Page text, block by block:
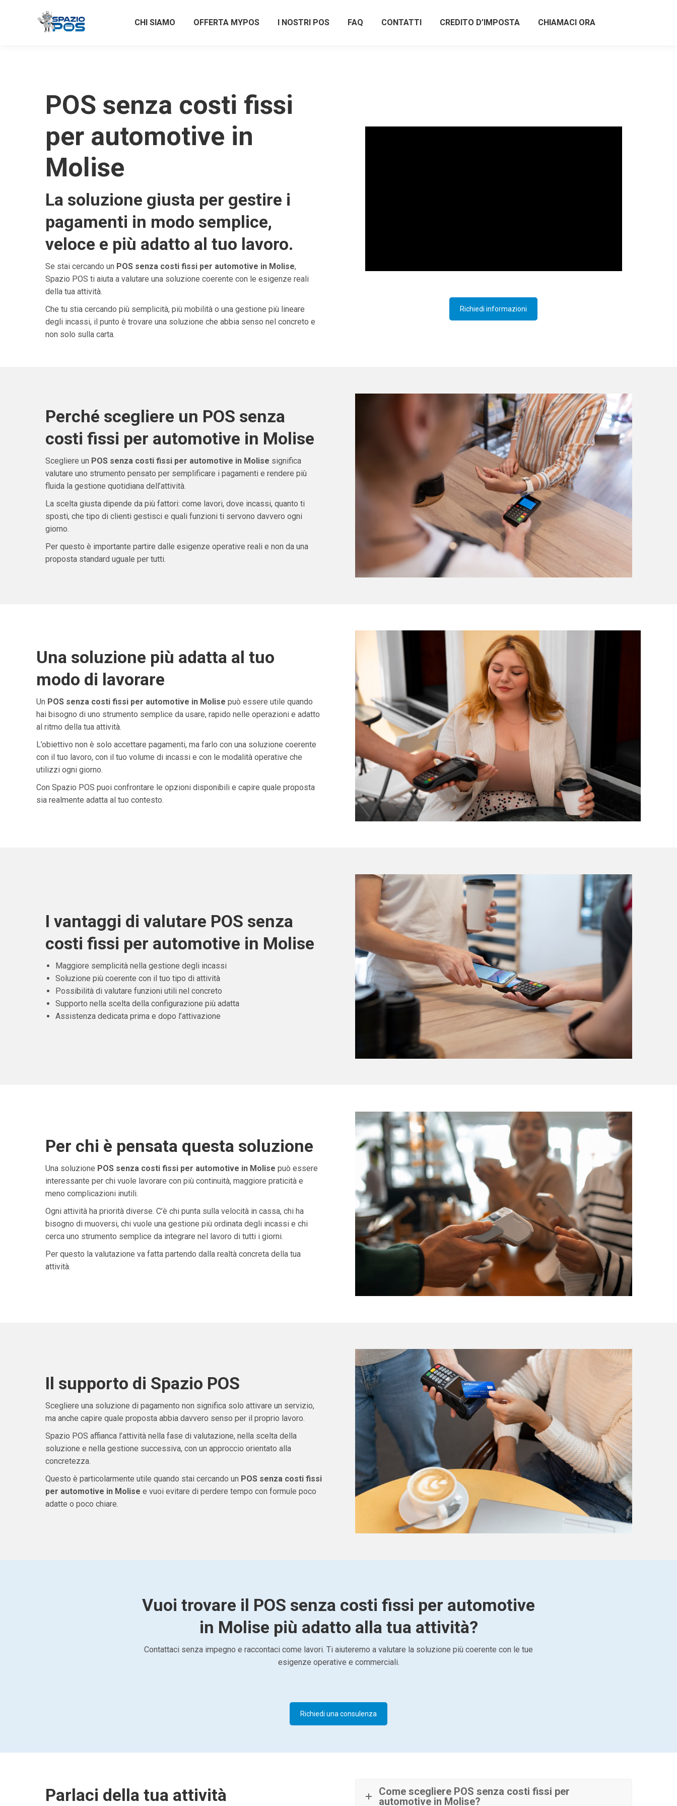
CHI SIAMO OFFERTA MYPOS I NOSTRI POS FAQ CONTATTI CREDITO D’IMPOSTA CHIAMACI ORA
POS senza costi fissi
per automotive in
Molise
La soluzione giusta per gestire i
pagamenti in modo semplice,
veloce e più adatto al tuo lavoro.
Se stai cercando un POS senza costi fissi per automotive in Molise,
Spazio POS ti aiuta a valutare una soluzione coerente con le esigenze reali
della tua attività.
Che tu stia cercando più semplicità, più mobilità o una gestione più lineare
degli incassi, il punto è trovare una soluzione che abbia senso nel concreto e
non solo sulla carta.
Richiedi informazioni
Perché scegliere un POS senza
costi fissi per automotive in Molise
Scegliere un POS senza costi fissi per automotive in Molise significa
valutare uno strumento pensato per semplificare i pagamenti e rendere più
fluida la gestione quotidiana dell’attività.
La scelta giusta dipende da più fattori: come lavori, dove incassi, quanto ti
sposti, che tipo di clienti gestisci e quali funzioni ti servono davvero ogni
giorno.
Per questo è importante partire dalle esigenze operative reali e non da una
proposta standard uguale per tutti.
Una soluzione più adatta al tuo
modo di lavorare
Un POS senza costi fissi per automotive in Molise può essere utile quando
hai bisogno di uno strumento semplice da usare, rapido nelle operazioni e adatto
al ritmo della tua attività.
L’obiettivo non è solo accettare pagamenti, ma farlo con una soluzione coerente
con il tuo lavoro, con il tuo volume di incassi e con le modalità operative che
utilizzi ogni giorno.
Con Spazio POS puoi confrontare le opzioni disponibili e capire quale proposta
sia realmente adatta al tuo contesto.
I vantaggi di valutare POS senza
costi fissi per automotive in Molise
Maggiore semplicità nella gestione degli incassi
Soluzione più coerente con il tuo tipo di attività
Possibilità di valutare funzioni utili nel concreto
Supporto nella scelta della configurazione più adatta
Assistenza dedicata prima e dopo l’attivazione
Per chi è pensata questa soluzione
Una soluzione POS senza costi fissi per automotive in Molise può essere
interessante per chi vuole lavorare con più continuità, maggiore praticità e
meno complicazioni inutili.
Ogni attività ha priorità diverse. C’è chi punta sulla velocità in cassa, chi ha
bisogno di muoversi, chi vuole una gestione più ordinata degli incassi e chi
cerca uno strumento semplice da integrare nel lavoro di tutti i giorni.
Per questo la valutazione va fatta partendo dalla realtà concreta della tua
attività.
Il supporto di Spazio POS
Scegliere una soluzione di pagamento non significa solo attivare un servizio,
ma anche capire quale proposta abbia davvero senso per il proprio lavoro.
Spazio POS affianca l’attività nella fase di valutazione, nella scelta della
soluzione e nella gestione successiva, con un approccio orientato alla
concretezza.
Questo è particolarmente utile quando stai cercando un POS senza costi fissi
per automotive in Molise e vuoi evitare di perdere tempo con formule poco
adatte o poco chiare.
Vuoi trovare il POS senza costi fissi per automotive
in Molise più adatto alla tua attività?
Contattaci senza impegno e raccontaci come lavori. Ti aiuteremo a valutare la soluzione più coerente con le tue
esigenze operative e commerciali.
Richiedi una consulenza
Parlaci della tua attività
Come scegliere POS senza costi fissi per
automotive in Molise?